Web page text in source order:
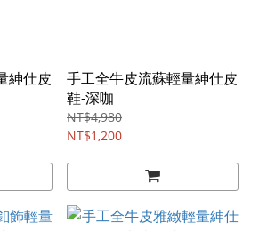
紳仕皮
手工全牛皮流蘇輕量紳仕皮
鞋-深咖
NT$4,980
NT$1,200